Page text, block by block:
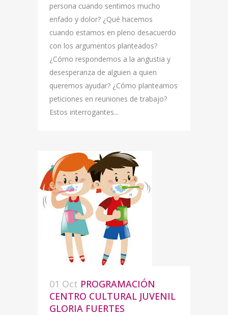
persona cuando sentimos mucho
enfado y dolor? ¿Qué hacemos
cuando estamos en pleno desacuerdo
con los argumentos planteados?
¿Cómo respondemos a la angustia y
desesperanza de alguien a quien
queremos ayudar? ¿Cómo planteamos
peticiones en reuniones de trabajo?
Estos interrogantes...
01 Oct PROGRAMACIÓN
CENTRO CULTURAL JUVENIL
GLORIA FUERTES